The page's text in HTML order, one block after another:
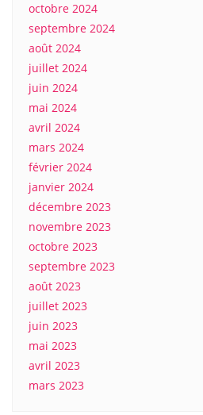
octobre 2024
septembre 2024
août 2024
juillet 2024
juin 2024
mai 2024
avril 2024
mars 2024
février 2024
janvier 2024
décembre 2023
novembre 2023
octobre 2023
septembre 2023
août 2023
juillet 2023
juin 2023
mai 2023
avril 2023
mars 2023